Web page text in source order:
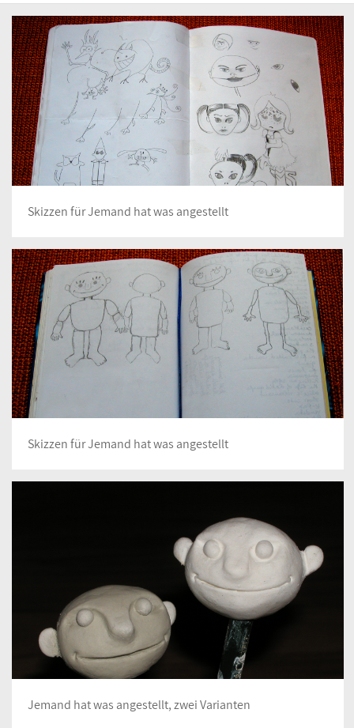
Skizzen für Jemand hat was angestellt
Skizzen für Jemand hat was angestellt
Jemand hat was angestellt, zwei Varianten